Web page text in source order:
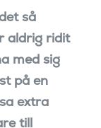
så
aldrig ridit
med sig
på en
extra
till